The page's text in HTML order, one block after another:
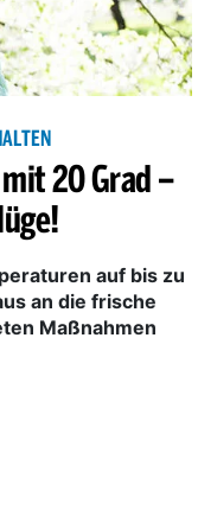
20 Grad –
auf bis zu
an die frische
Maßnahmen